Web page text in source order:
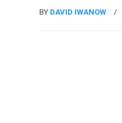
BY DAVID IWANOW